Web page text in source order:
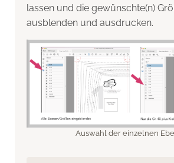
lassen und die gewünschte(n)
ausblenden und ausdrucken.
Auswahl der einzelnen